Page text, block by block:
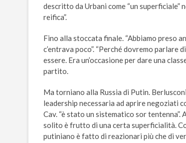
descritto da Urbani come “un
reifica”.
Fino alla stoccata finale. “Abbiamo preso
c’entrava poco”. “Perché dovremo
essere. Era un’occasione per dare una
partito.
Ma torniano alla Russia di Putin.
leadership necessaria ad aprire negoziati
Cav. “è stato un sistematico sor tentenna”.
solito è frutto di una certa superficialità.
putiniano è fatto di reazionari più che di